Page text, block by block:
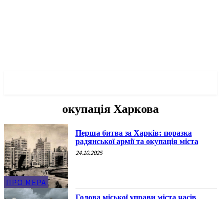
окупація Харкова
ПРО МЕРА
Перша битва за Харків: поразка
радянської армії та окупація міста
24.10.2025